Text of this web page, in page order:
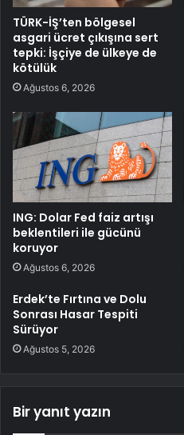
TÜRK-İŞ’ten bölgesel
asgari ücret çıkışına sert
tepki: İşçiye de ülkeye de
kötülük
Ağustos 6, 2026
ING: Dolar Fed faiz artışı
beklentileri ile gücünü
koruyor
Ağustos 6, 2026
Erdek’te Fırtına ve Dolu
Sonrası Hasar Tespiti
Sürüyor
Ağustos 5, 2026
Bir yanıt yazın